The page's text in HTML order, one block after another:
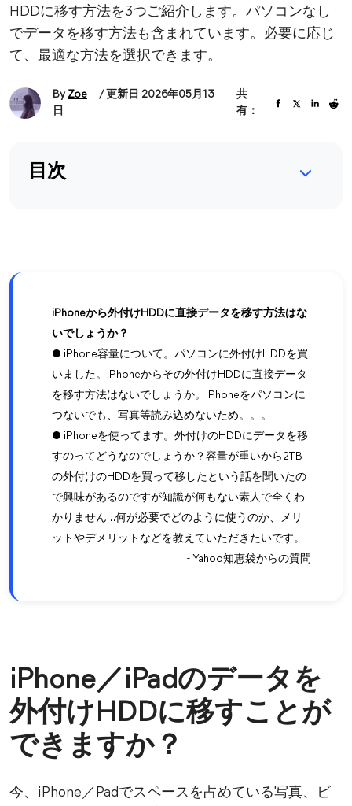
HDDに移す方法を3つご紹介します。パソコンなし
でデータを移す方法も含まれています。必要に応じ
て、最適な方法を選択できます。
By Zoe
/ 更新日 2026年05月13
日
共
有：
目次
iPhoneから外付けHDDに直接データを移す方法はな
いでしょうか？
● iPhone容量について。パソコンに外付けHDDを買
いました。iPhoneからその外付けHDDに直接データ
を移す方法はないでしょうか。iPhoneをパソコンに
つないでも、写真等読み込めないため。。。
● iPhoneを使ってます。外付けのHDDにデータを移
すのってどうなのでしょうか？容量が重いから2TB
の外付けのHDDを買って移したという話を聞いたの
で興味があるのですが知識が何もない素人で全くわ
かりません…何が必要でどのように使うのか、メリ
ットやデメリットなどを教えていただきたいです。
- Yahoo知恵袋からの質問
iPhone／iPadのデータを
外付けHDDに移すことが
できますか？
今、iPhone／Padでスペースを占めている写真、ビ